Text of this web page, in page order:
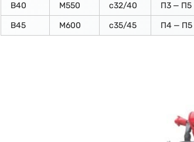
В40
М550 с32/40 П3 — П5
В45
М600 с35/45 П4 — П5